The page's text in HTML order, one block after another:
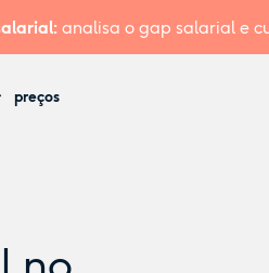
analisa o gap salarial e
preços